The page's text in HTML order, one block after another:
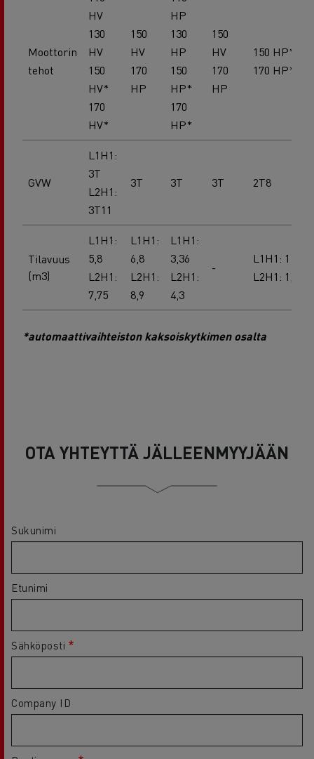
Moottorin
tehot
HV
130
HV
150
HV*
170
HV*
150
HV
170
HP
HP
130
HP
150
HP*
170
HP*
150
HV
170
HP
150 HP*
170 HP*
GVW
L1H1:
3T
L2H1:
3T11
3T 3T 3T 2T8
Tilavuus
(m3)
L1H1:
5,8
L2H1:
7,75
L1H1:
6,8
L2H1:
8,9
L1H1:
3,36
L2H1:
4,3
-
L1H1: 1
L2H1: 1,8
*automaattivaihteiston kaksoiskytkimen osalta
OTA YHTEYTTÄ JÄLLEENMYYJÄÄN
Sukunimi
Etunimi
Sähköposti
Company ID